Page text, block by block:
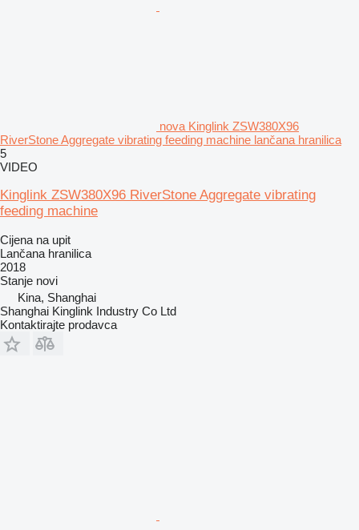
nova Kinglink ZSW380X96
RiverStone Aggregate vibrating feeding machine lančana hranilica
5
VIDEO
Kinglink ZSW380X96 RiverStone Aggregate vibrating
feeding machine
Cijena na upit
Lančana hranilica
2018
Stanje novi
Kina, Shanghai
Shanghai Kinglink Industry Co Ltd
Kontaktirajte prodavca